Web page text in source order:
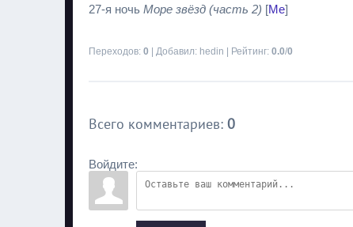
27-я ночь Море звёзд (часть 2) [Me]
Переходов: 0 Добавил: hedin Рейтинг: 0.0/0
Всего комментариев: 0
Войдите: